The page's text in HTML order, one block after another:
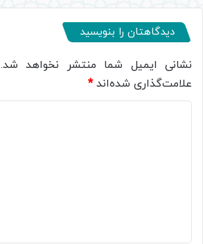
دیدگاهتان را بنویسید
نشانی ایمیل شما منتشر نخواهد شد.
علامت‌گذاری شده‌اند*